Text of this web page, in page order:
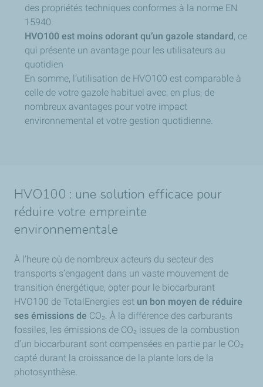
des propriétés techniques conformes à la norme EN
15940.
HVO100 est moins odorant qu’un gazole standard, ce
qui présente un avantage pour les utilisateurs au
quotidien
En somme, l’utilisation de HVO100 est comparable à
celle de votre gazole habituel avec, en plus, de
nombreux avantages pour votre impact
environnemental et votre gestion quotidienne.
HVO100 : une solution efficace pour
réduire votre empreinte
environnementale
À l’heure où de nombreux acteurs du secteur des
transports s’engagent dans un vaste mouvement de
transition énergétique, opter pour le biocarburant
HVO100 de TotalEnergies est un bon moyen de réduire
ses émissions de CO₂. À la différence des carburants
fossiles, les émissions de CO₂ issues de la combustion
d’un biocarburant sont compensées en partie par le CO₂
capté durant la croissance de la plante lors de la
photosynthèse.